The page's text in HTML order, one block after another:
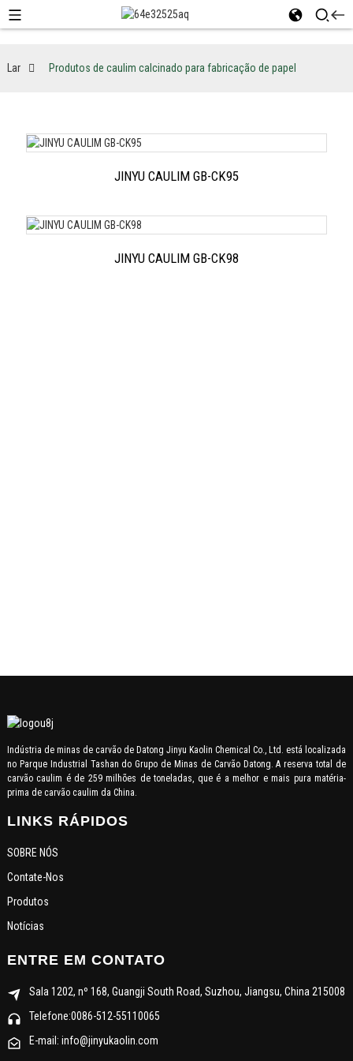
Lar Produtos de caulim calcinado para fabricação de papel
JINYU CAULIM GB-CK95
JINYU CAULIM GB-CK98
Indústria de minas de carvão de Datong Jinyu Kaolin Chemical Co., Ltd. está localizada
no Parque Industrial Tashan do Grupo de Minas de Carvão Datong. A reserva total de
carvão caulim é de 259 milhões de toneladas, que é a melhor e mais pura matéria-
prima de carvão caulim da China.
LINKS RÁPIDOS
SOBRE NÓS
Contate-Nos
Produtos
Notícias
ENTRE EM CONTATO
Sala 1202, nº 168, Guangji South Road, Suzhou, Jiangsu, China 215008
Telefone:0086-512-55110065
E-mail: info@jinyukaolin.com